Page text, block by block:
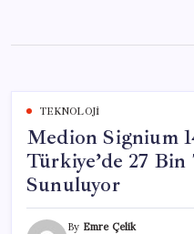
content
TEKNOLOJI
Medion Signium
Türkiye’de 27 Bin
Sunuluyor
By Emre Çelik